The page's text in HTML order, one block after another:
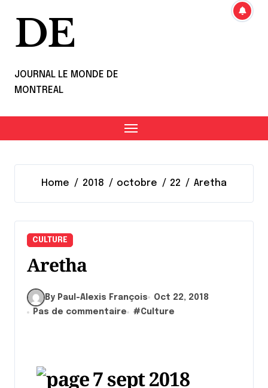
DE
JOURNAL LE MONDE DE
MONTREAL
Home 2018 octobre 22 Aretha
CULTURE
Aretha
By Paul-Alexis François
Oct 22, 2018
Pas de commentaire
#Culture